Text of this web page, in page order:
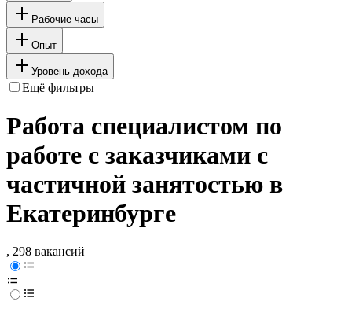
Рабочие часы
Опыт
Уровень дохода
Ещё фильтры
Работа специалистом по
работе с заказчиками с
частичной занятостью в
Екатеринбурге
, 298 вакансий